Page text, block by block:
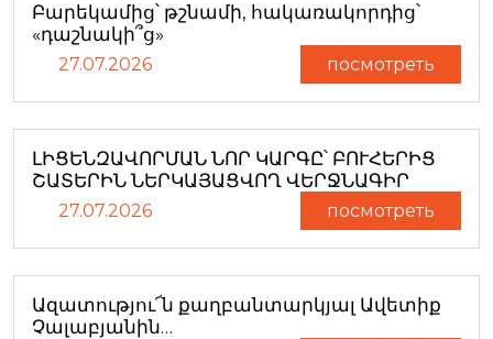
Բարեկամից՝ թշնամի, հակառակորդից՝
«դաշնակի՞ց»
27.07.2026 посмотреть
ԼԻՑԵՆԶԱՎՈՐՄԱՆ ՆՈՐ ԿԱՐԳԸ՝ ԲՈՒՀԵՐԻՑ
ՇԱՏԵՐԻՆ ՆԵՐԿԱՅԱՑՎՈՂ ՎԵՐՋՆԱԳԻՐ
27.07.2026 посмотреть
Ազատությու՜ն քաղբանտարկյալ Ավետիք
Չալաբյանին…